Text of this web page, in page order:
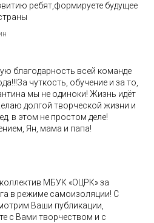
ребят,формируете будущее
благодарность всей команде
чуткость, обучение и за то,
мы не одиноки! Жизнь идёт
долгой творческой жизни и
в этом не простом деле!
Ян, мама и папа!
МБУК «ОЦРК» за
в режиме самоизоляции! С
Ваши публикации,
с Вами творчеством и с